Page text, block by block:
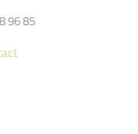
96 85